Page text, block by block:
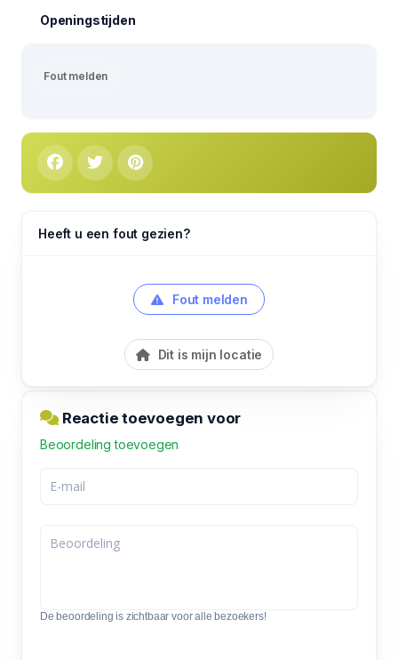
Openingstijden
Fout melden
Heeft u een fout gezien?
Fout melden
Dit is mijn locatie
Reactie toevoegen voor
Beoordeling toevoegen
De beoordeling is zichtbaar voor alle bezoekers!